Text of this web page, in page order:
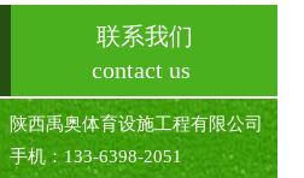
联系我们
contact us
陕西禹奥体育设施工程有限公司
手机：133-6398-2051